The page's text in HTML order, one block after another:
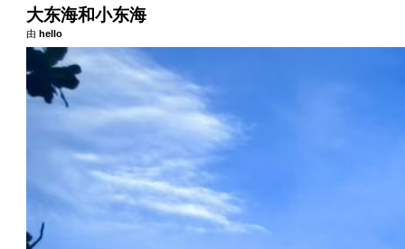
大东海和小东海
由hello